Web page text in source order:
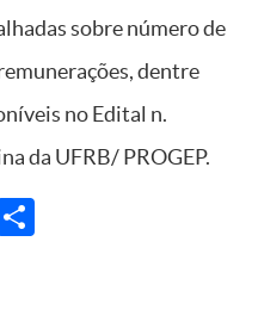
sobre número de
dentre
no Edital n.
da UFRB/ PROGEP.
Email